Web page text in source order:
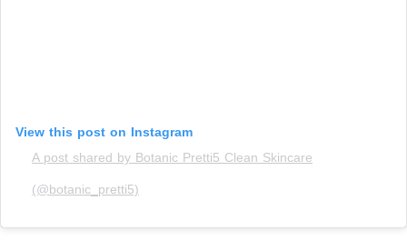
View this post on Instagram
A post shared by Botanic Pretti5 Clean Skincare
(@botanic_pretti5)